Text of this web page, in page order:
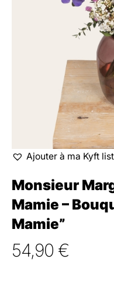
Ajouter à ma Kyft list
Monsieur
Mamie –
Mamie”
54,90 €